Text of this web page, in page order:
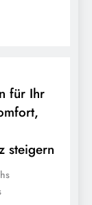
für Ihr
steigern